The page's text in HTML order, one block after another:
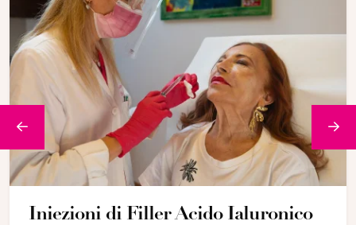
Iniezioni di Filler Acido Ialuronico